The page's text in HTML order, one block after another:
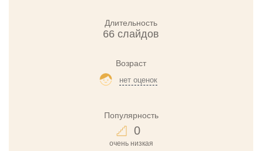
Длительность
66 слайдов
Возраст
нет оценок
Популярность
0
очень низкая